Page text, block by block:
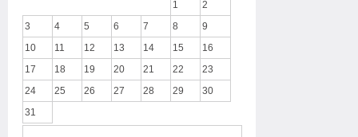
1
2
3
4 5 6 7 8
9
10
11 12 13 14 15
16
17
18 19 20 21 22
23
24
25 26 27 28 29
30
31